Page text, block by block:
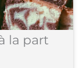
la part